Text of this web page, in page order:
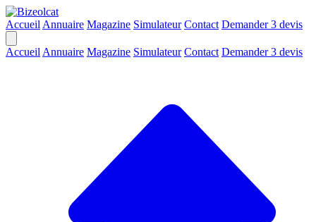
Accueil Annuaire Magazine Simulateur Contact Demander 3 devis
Accueil Annuaire Magazine Simulateur Contact Demander 3 devis